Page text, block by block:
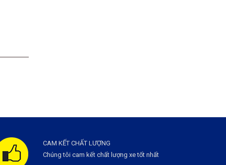
CAM KẾT CHẤT LƯỢNG
Chúng tôi cam kết chất lượng xe tốt nhất